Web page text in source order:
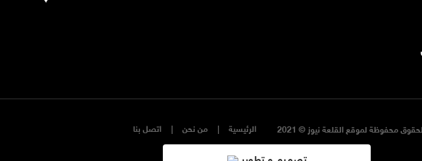
محفوظة لموقع القلعة نيوز © 2021 اتصل بنا من نحن الرئيسية